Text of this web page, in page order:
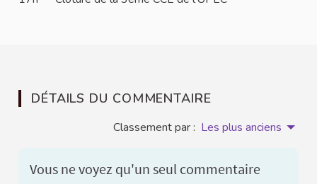
DÉTAILS DU COMMENTAIRE
Classement par : Les plus anciens
Vous ne voyez qu'un seul commentaire